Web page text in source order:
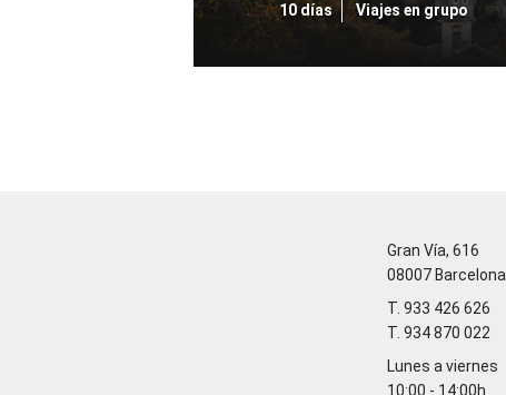
10 días Viajes en grupo
Gran Vía, 616
08007 Barcelona
T. 933 426 626
T. 934 870 022
Lunes a viernes
10:00 - 14:00h